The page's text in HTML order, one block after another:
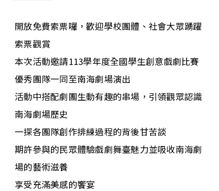
開放免費索票囉，歡迎學校團體、社會大眾踴躍
索票觀賞
本次活動邀請113學年度全國學生創意戲劇比賽
優秀團隊一同至南海劇場演出
活動中搭配劇團生動有趣的串場，引領觀眾認識
南海劇場歷史
一探各團隊創作排練過程的背後甘苦談
期許參與的民眾體驗戲劇舞臺魅力並吸收南海劇
場的藝術滋養
享受充滿美感的饗宴